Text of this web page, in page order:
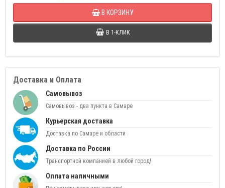
В КОРЗИНУ
В 1-КЛИК
Доставка и Оплата
Самовывоз
Самовывоз - два пункта в Самаре
Курьерская доставка
Доставка по Самаре и области
Доставка по России
Транспортной компанией в любой город!
Оплата наличными